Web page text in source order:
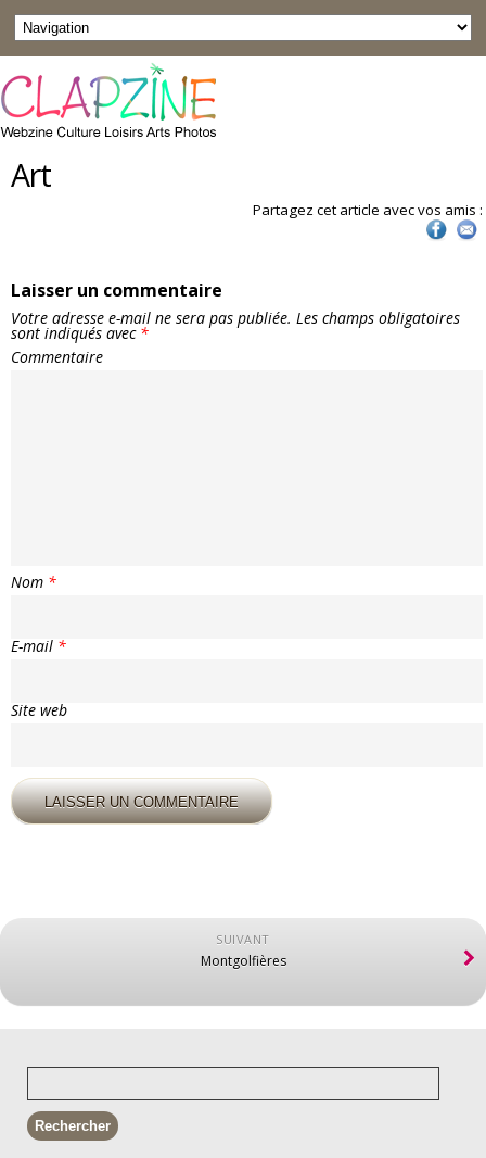
Art
Partagez cet article avec vos amis :
Laisser un commentaire
Votre adresse e-mail ne sera pas publiée. Les champs obligatoires
sont indiqués avec *
Commentaire
Nom *
E-mail *
Site web
SUIVANT
Montgolfières